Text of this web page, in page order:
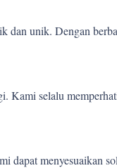
dan unik. Dengan
Kami selalu
dapat menyesuaikan